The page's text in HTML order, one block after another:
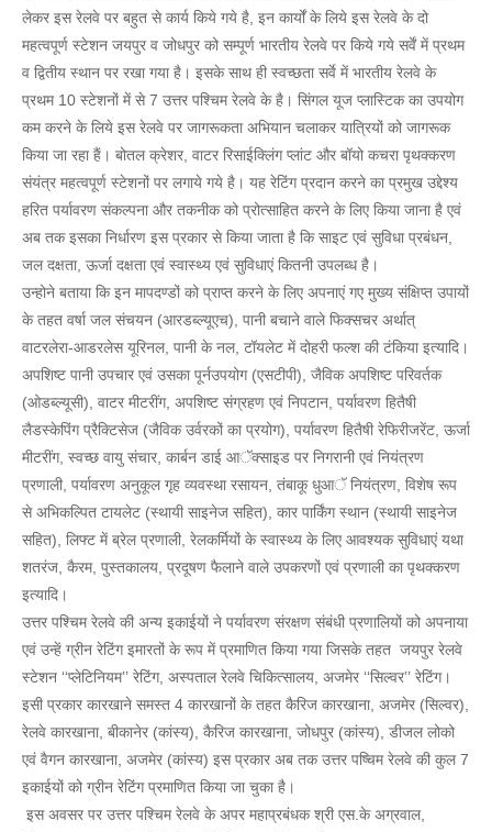
लेकर इस रेलवे पर बहुत से कार्य किये गये है, इन कार्यों के लिये इस रेलवे के दो
महत्वपूर्ण स्टेशन जयपुर व जोधपुर को सम्पूर्ण भारतीय रेलवे पर किये गये सर्वें में प्रथम
व द्वितीय स्थान पर रखा गया है। इसके साथ ही स्वच्छता सर्वे में भारतीय रेलवे के
प्रथम 10 स्टेशनों में से 7 उत्तर पश्चिम रेलवे के है। सिंगल यूज प्लास्टिक का उपयोग
कम करने के लिये इस रेलवे पर जागरूकता अभियान चलाकर यात्रियों को जागरूक
किया जा रहा हैं। बोतल क्रेशर, वाटर रिसाईक्लिंग प्लांट और बाॅयो कचरा पृथक्करण
संयंत्र महत्वपूर्ण स्टेशनों पर लगाये गये है। यह रेटिंग प्रदान करने का प्रमुख उद्देश्य
हरित पर्यावरण संकल्पना और तकनीक को प्रोत्साहित करने के लिए किया जाना है एवं
अब तक इसका निर्धारण इस प्रकार से किया जाता है कि साइट एवं सुविधा प्रबंधन,
जल दक्षता, ऊर्जा दक्षता एवं स्वास्थ्य एवं सुविधाएं कितनी उपलब्ध है।
उन्होने बताया कि इन मापदण्डों को प्राप्त करने के लिए अपनाएं गए मुख्य संक्षिप्त उपायों
के तहत वर्षा जल संचयन (आरडब्ल्यूएच), पानी बचाने वाले फिक्सचर अर्थात्
वाटरलेरा-आडरलेस यूरिनल, पानी के नल, टाॅयलेट में दोहरी फल्श की टंकिया इत्यादि।
अपशिष्ट पानी उपचार एवं उसका पूर्नउपयोग (एसटीपी), जैविक अपशिष्ट परिवर्तक
(ओडब्ल्यूसी), वाटर मीटरींग, अपशिष्ट संग्रहण एवं निपटान, पर्यावरण हितैषी
लैडस्केपिंग प्रैक्टिसेज (जैविक उर्वरकों का प्रयोग), पर्यावरण हितैषी रेफिरीजरेंट, ऊर्जा
मीटरींग, स्वच्छ वायु संचार, कार्बन डाई आॅक्साइड पर निगरानी एवं नियंत्रण
प्रणाली, पर्यावरण अनुकूल गृह व्यवस्था रसायन, तंबाकू धुआॅ नियंत्रण, विशेष रूप
से अभिकल्पित टायलेट (स्थायी साइनेज सहित), कार पार्किंग स्थान (स्थायी साइनेज
सहित), लिफ्ट में ब्रेल प्रणाली, रेलकर्मियों के स्वास्थ्य के लिए आवश्यक सुविधाएं यथा
शतरंज, कैरम, पुस्तकालय, प्रदूषण फैलाने वाले उपकरणों एवं प्रणाली का पृथक्करण
इत्यादि।
उत्तर पश्चिम रेलवे की अन्य इकाईयों ने पर्यावरण संरक्षण संबंधी प्रणालियों को अपनाया
एवं उन्हें ग्रीन रेटिंग इमारतों के रूप में प्रमाणित किया गया जिसके तहत जयपुर रेलवे
स्टेशन ‘‘प्लेटिनियम’’ रेटिंग, अस्पताल रेलवे चिकित्सालय, अजमेर ‘‘सिल्वर’’ रेटिंग।
इसी प्रकार कारखाने समस्त 4 कारखानों के तहत कैरिज कारखाना, अजमेर (सिल्वर),
रेलवे कारखाना, बीकानेर (कांस्य), कैरिज कारखाना, जोधपुर (कांस्य), डीजल लोको
एवं वैगन कारखाना, अजमेर (कांस्य) इस प्रकार अब तक उत्तर पष्चिम रेलवे की कुल 7
इकाईयों को ग्रीन रेटिंग प्रमाणित किया जा चुका है।
इस अवसर पर उत्तर पश्चिम रेलवे के अपर महाप्रबंधक श्री एस.के अग्रवाल,